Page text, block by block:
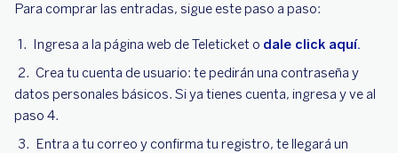
Para comprar las entradas, sigue este paso a paso:
Ingresa a la página web de Teleticket o dale click aquí.
Crea tu cuenta de usuario: te pedirán una contraseña y
datos personales básicos. Si ya tienes cuenta, ingresa y ve al
paso 4.
Entra a tu correo y confirma tu registro, te llegará un